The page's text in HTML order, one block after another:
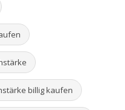
billig kaufen